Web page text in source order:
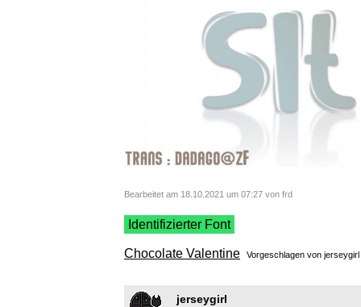
Bearbeitet am 18.10.2021 um 07:27 von frd
Identifizierter Font
Chocolate Valentine Vorgeschlagen von jerseygirl
jerseygirl